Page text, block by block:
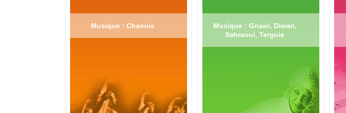
Musique : Chaouie
Musique : Gnawi, Diwan,
Sahraoui, Terguie